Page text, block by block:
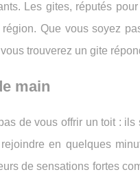
Les gites, réputés
Que vous soyez
trouverez un gite
main
de vous offrir un toit :
en quelques
de sensations fortes